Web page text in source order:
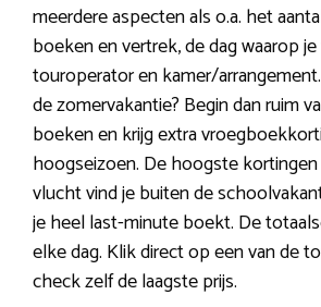
meerdere aspecten als o.a. het
boeken en vertrek, de dag waarop
touroperator en kamer/
de zomervakantie? Begin dan ruim
boeken en krijg extra
hoogseizoen. De hoogste
vlucht vind je buiten de
je heel last-minute boekt. De
elke dag. Klik direct op een van de
check zelf de laagste prijs.